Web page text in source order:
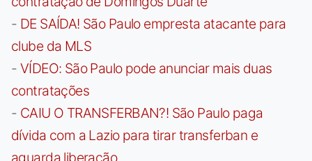
- DE SAÍDA! São Paulo empresta atacante para
clube da MLS
- VÍDEO: São Paulo pode anunciar mais duas
contratações
- CAIU O TRANSFERBAN?! São Paulo paga
dívida com a Lazio para tirar transferban e
aguarda liberação